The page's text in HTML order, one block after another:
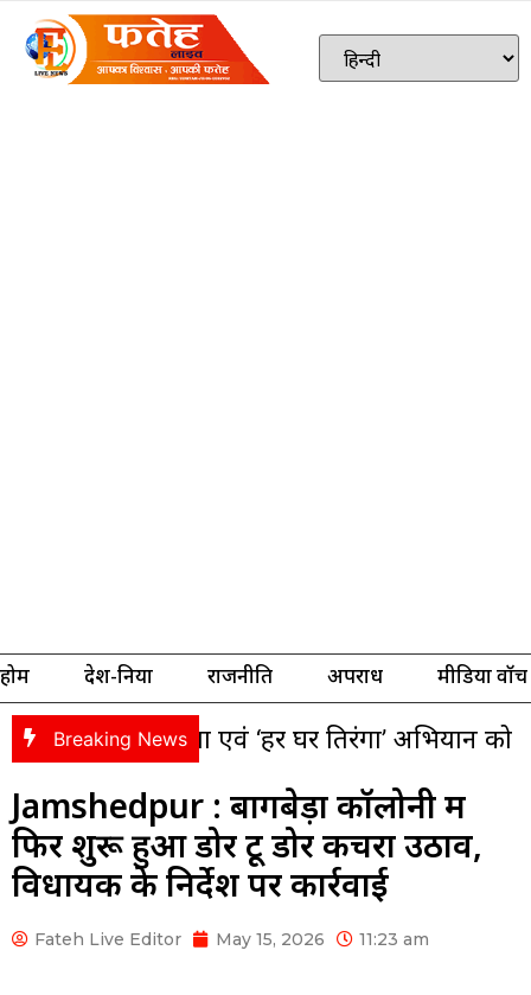
होम देश-दुनिया राजनीति अपराध मीडिया वॉच
Breaking News
यात्रा एवं ‘हर घर तिरंगा’ अभियान को लेकर
Jamshedpur : बागबेड़ा कॉलोनी में
फिर शुरू हुआ डोर टू डोर कचरा उठाव,
विधायक के निर्देश पर कार्रवाई
Fateh Live Editor May 15, 2026 11:23 am